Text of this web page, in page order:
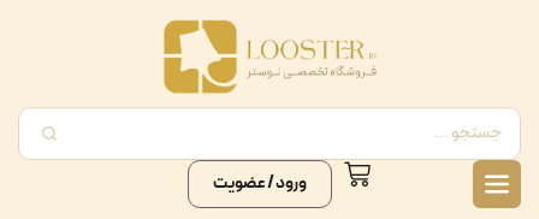
ورود / عضویت